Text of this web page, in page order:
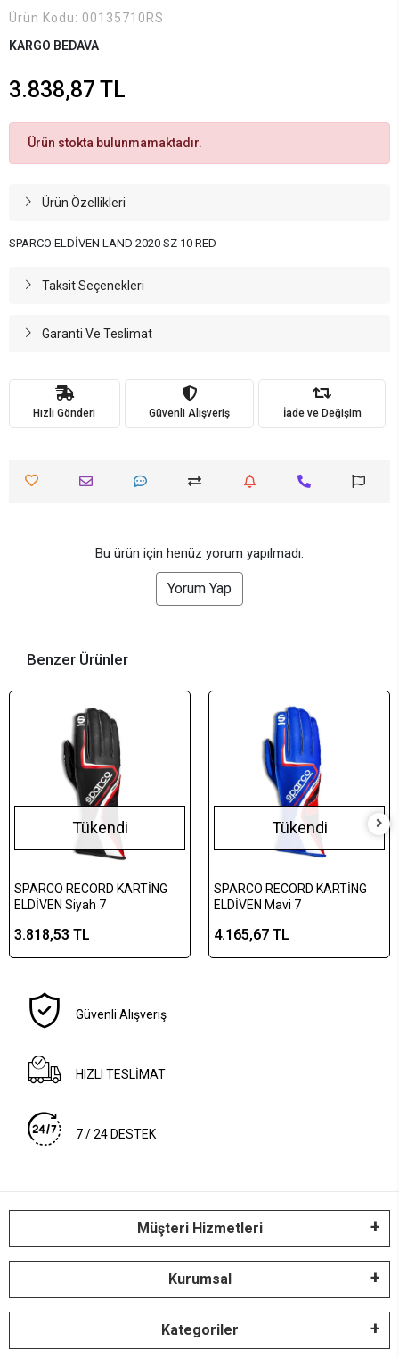
Ürün Kodu: 00135710RS
KARGO BEDAVA
3.838,87 TL
Ürün stokta bulunmamaktadır.
Ürün Özellikleri
SPARCO ELDİVEN LAND 2020 SZ 10 RED
Taksit Seçenekleri
Garanti Ve Teslimat
Hızlı Gönderi Güvenli Alışveriş İade ve Değişim
Bu ürün için henüz yorum yapılmadı.
Yorum Yap
Benzer Ürünler
Tükendi
SPARCO RECORD KARTİNG
ELDİVEN Siyah 7
3.818,53 TL
Tükendi
SPARCO RECORD KARTİNG
ELDİVEN Mavi 7
4.165,67 TL
Güvenli Alışveriş
HIZLI TESLİMAT
7 / 24 DESTEK
Müşteri Hizmetleri
Kurumsal
Kategoriler